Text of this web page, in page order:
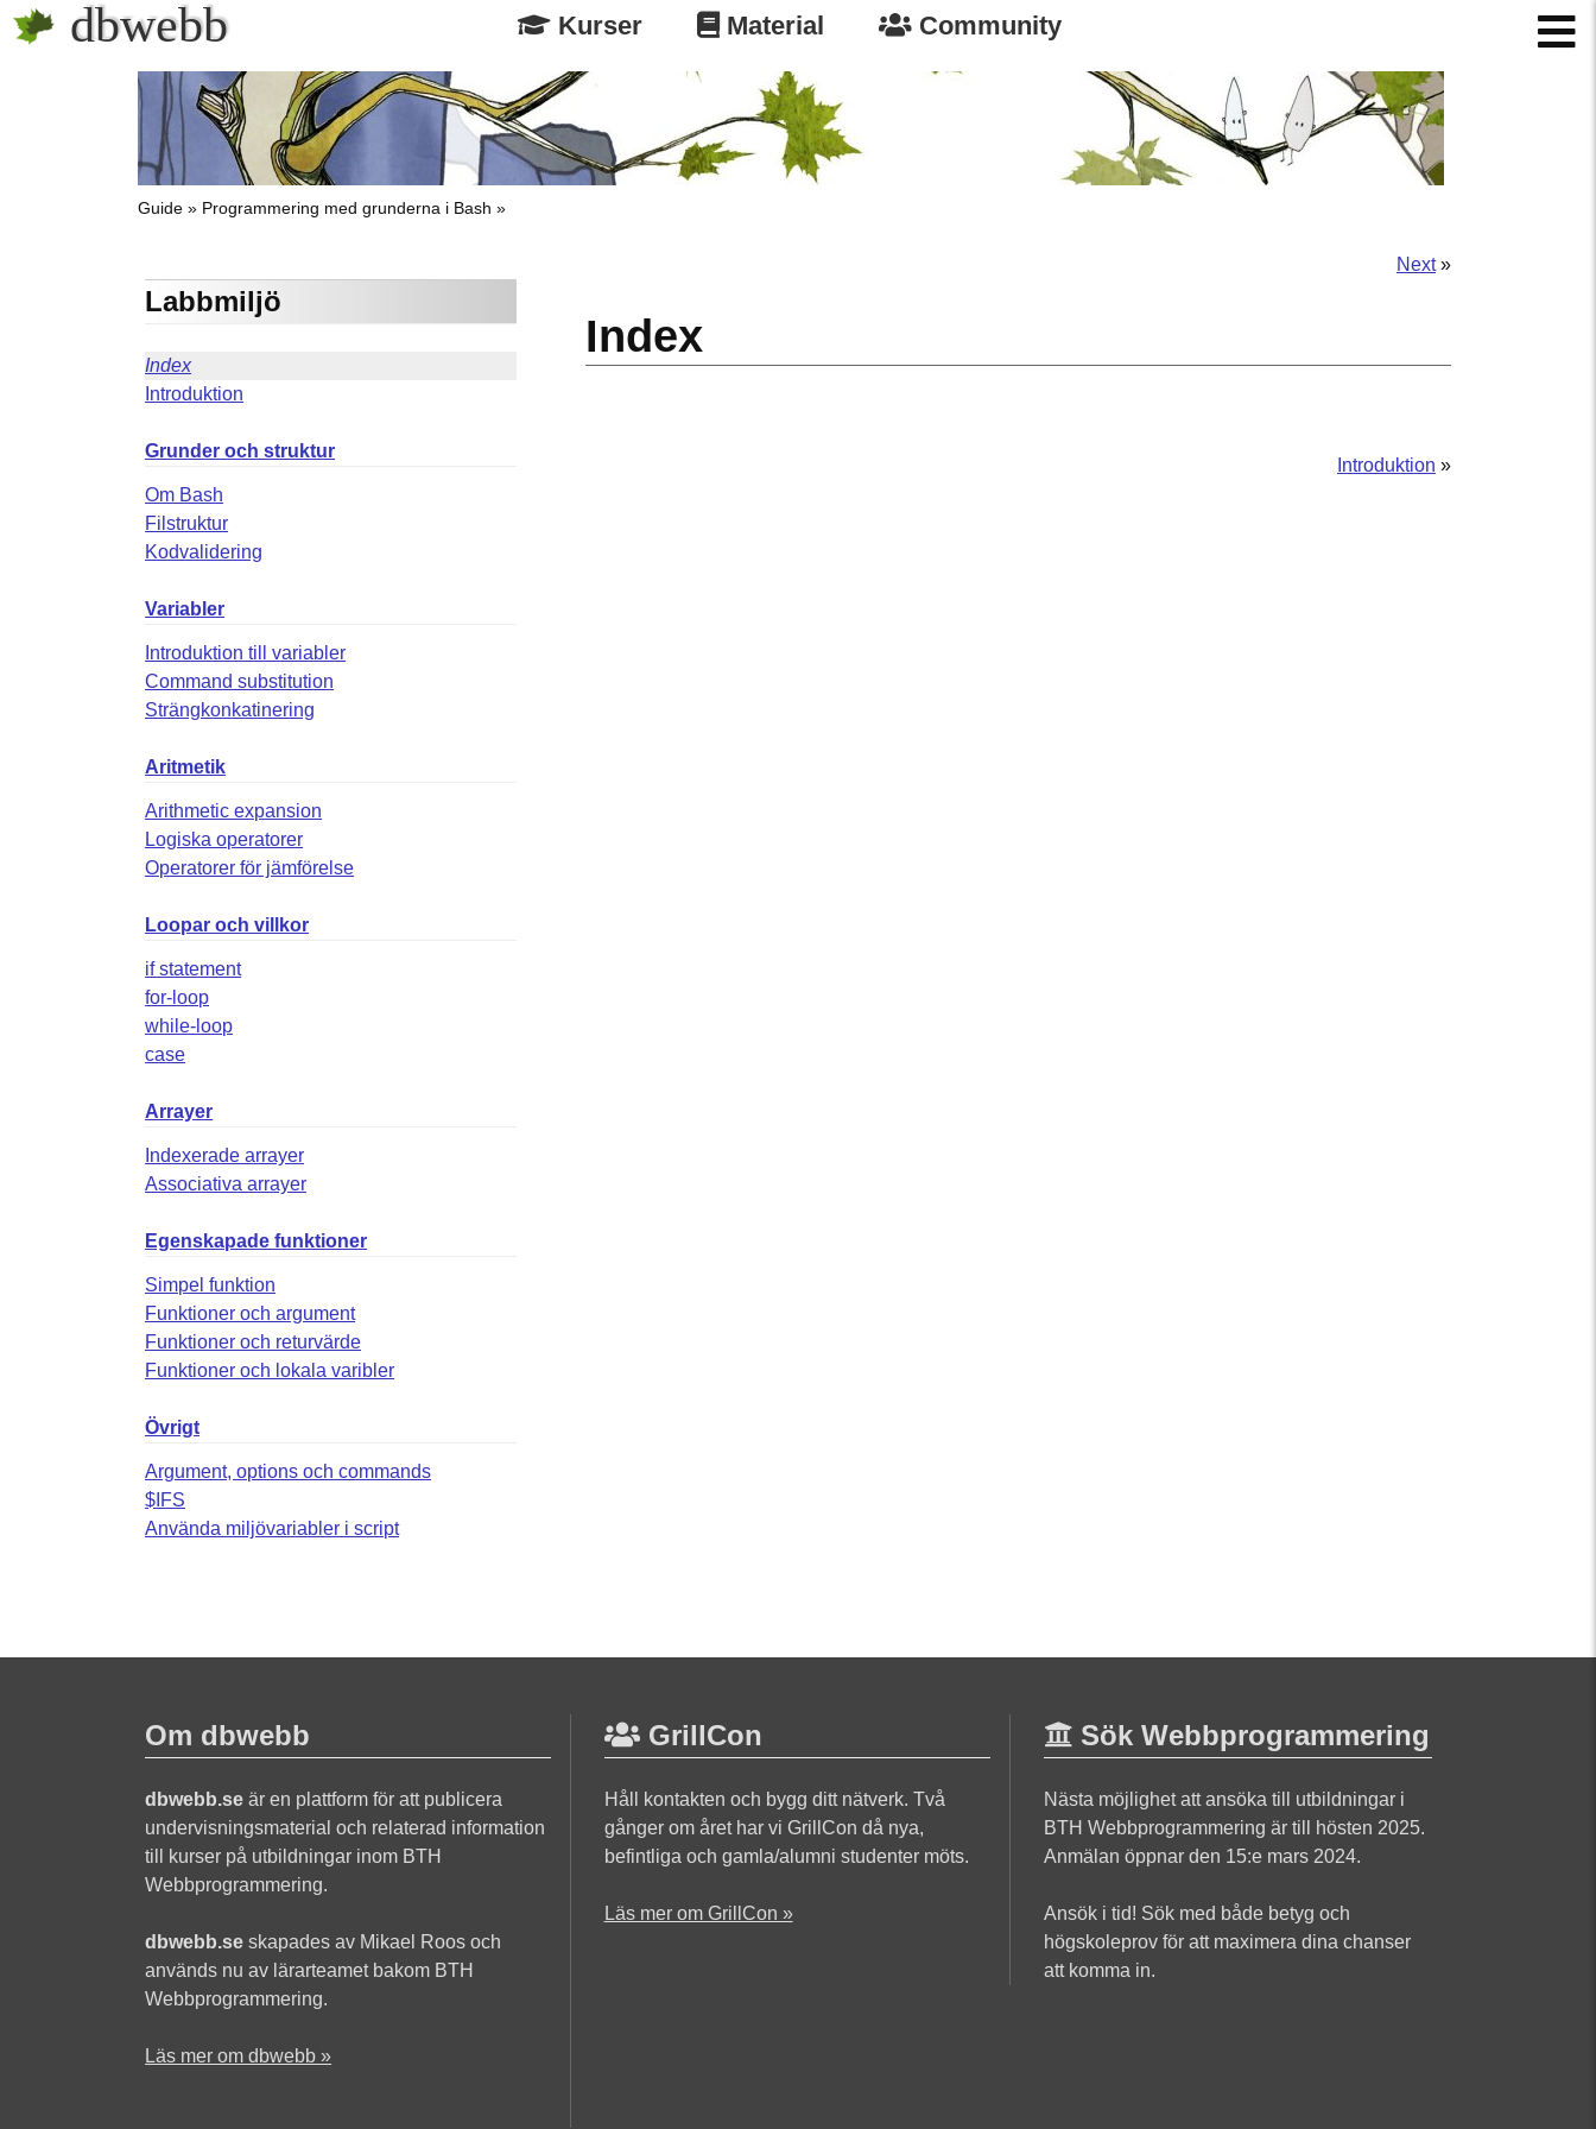
dbwebb Kurser Material Community
Guide Programmering med grunderna i Bash
Labbmiljö
Index
Introduktion
Grunder och struktur
Om Bash
Filstruktur
Kodvalidering
Variabler
Introduktion till variabler
Command substitution
Strängkonkatinering
Aritmetik
Arithmetic expansion
Logiska operatorer
Operatorer för jämförelse
Loopar och villkor
if statement
for-loop
while-loop
case
Arrayer
Indexerade arrayer
Associativa arrayer
Egenskapade funktioner
Simpel funktion
Funktioner och argument
Funktioner och returvärde
Funktioner och lokala varibler
Övrigt
Argument, options och commands
$IFS
Använda miljövariabler i script
Next»
Index
Introduktion »
Om dbwebb
dbwebb.se är en plattform för att publicera
undervisningsmaterial och relaterad information
till kurser på utbildningar inom BTH
Webbprogrammering.
dbwebb.se skapades av Mikael Roos och
används nu av lärarteamet bakom BTH
Webbprogrammering.
Läs mer om dbwebb »
GrillCon
Håll kontakten och bygg ditt nätverk. Två
gånger om året har vi GrillCon då nya,
befintliga och gamla/alumni studenter möts.
Läs mer om GrillCon »
Sök Webbprogrammering
Nästa möjlighet att ansöka till utbildningar i
BTH Webbprogrammering är till hösten 2025.
Anmälan öppnar den 15:e mars 2024.
Ansök i tid! Sök med både betyg och
högskoleprov för att maximera dina chanser
att komma in.